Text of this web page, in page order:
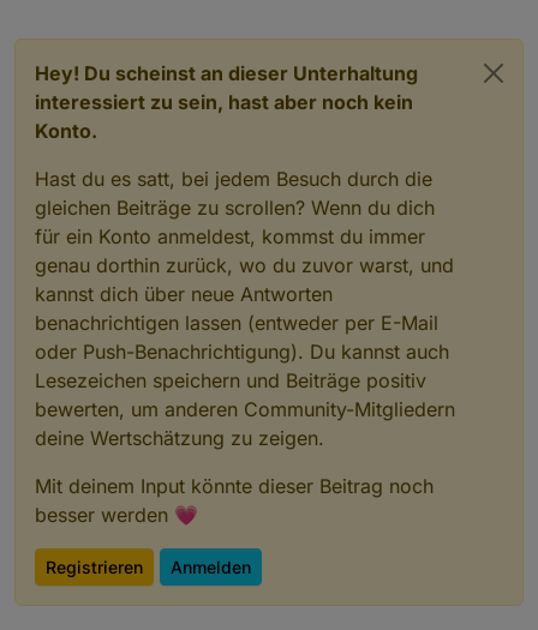
Hey! Du scheinst an dieser Unterhaltung
interessiert zu sein, hast aber noch kein
Konto.
Hast du es satt, bei jedem Besuch durch die
gleichen Beiträge zu scrollen? Wenn du dich
für ein Konto anmeldest, kommst du immer
genau dorthin zurück, wo du zuvor warst, und
kannst dich über neue Antworten
benachrichtigen lassen (entweder per E-Mail
oder Push-Benachrichtigung). Du kannst auch
Lesezeichen speichern und Beiträge positiv
bewerten, um anderen Community-Mitgliedern
deine Wertschätzung zu zeigen.
Mit deinem Input könnte dieser Beitrag noch
besser werden 💗
Registrieren Anmelden